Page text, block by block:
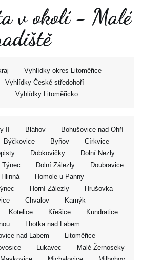
v okolí - Malé
Vyhlídky okres Litoměřice
Vyhlídky České středohoří
Vyhlídky Litoměřicko
II Bláhov
Bohušovice nad Ohří
Býčkovice Byňov
Církvice
Dobkovičky
Dolní Nezly
Týnec Dolní Zálezly
Doubravice
Hlinná
Homole u Panny
Horní Zálezly
Hrušovka
Chvalov
Kamýk
Kotelice Křešice
Kundratice
Lhotka nad Labem
nad Labem
Litoměřice
Lukavec
Malé Žernoseky